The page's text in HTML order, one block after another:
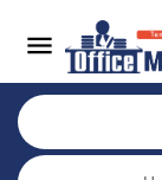
